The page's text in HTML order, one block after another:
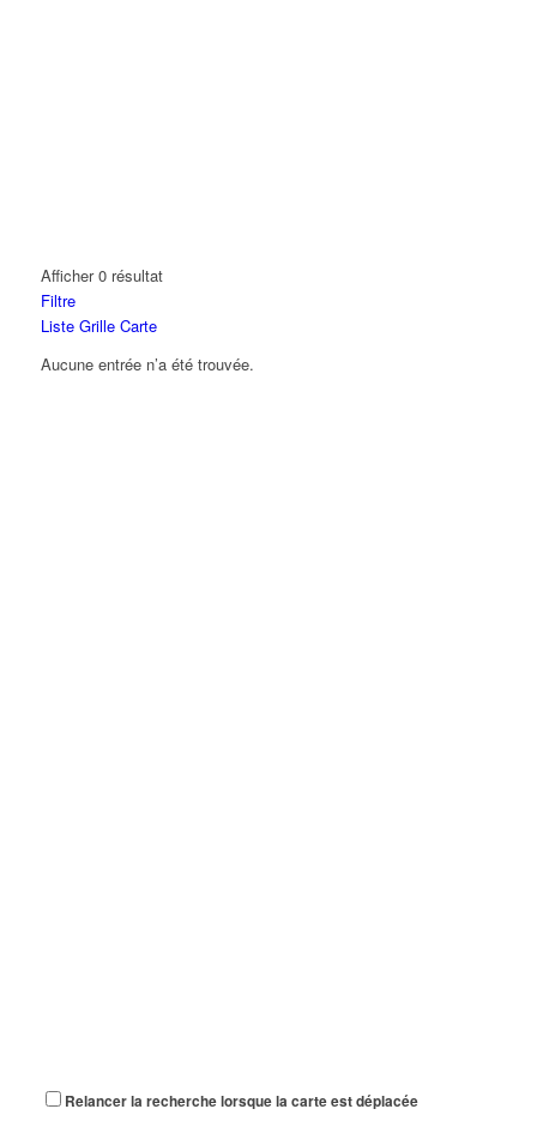
Afficher 0 résultat
Filtre
Liste Grille Carte
Aucune entrée n’a été trouvée.
Relancer la recherche lorsque la carte est déplacée